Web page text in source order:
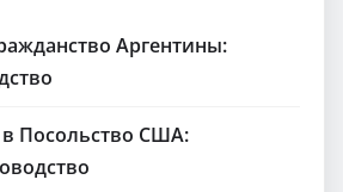
Аргентины:
в Посольство США: